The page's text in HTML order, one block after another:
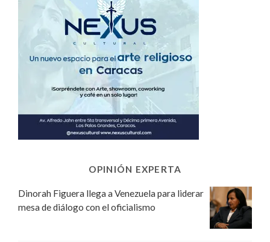
OPINIÓN EXPERTA
Dinorah Figuera llega a Venezuela para liderar
mesa de diálogo con el oficialismo